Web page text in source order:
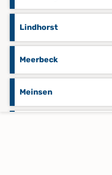
Lindhorst
Meerbeck
Meinsen